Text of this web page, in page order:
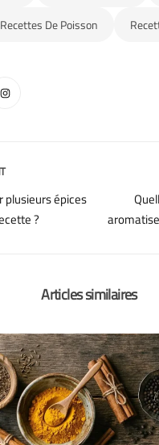
Recettes De Poisson
épices
?
Articles similaires